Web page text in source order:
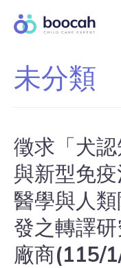
未分類
徵求「犬
與新型免
醫學與人
發之轉譯
廠商(115/